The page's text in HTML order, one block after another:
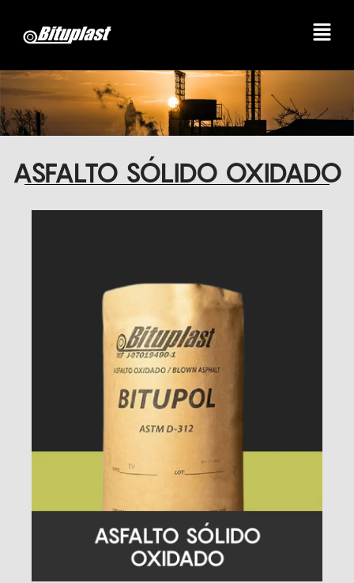
ASFALTO SÓLIDO OXIDADO